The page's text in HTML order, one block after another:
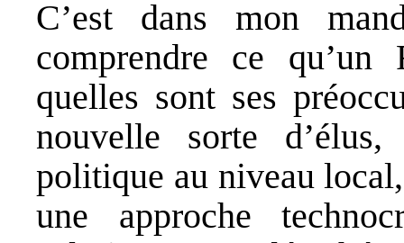
C’est dans mon
comprendre ce
quelles sont ses
nouvelle sorte
politique au niveau
une approche